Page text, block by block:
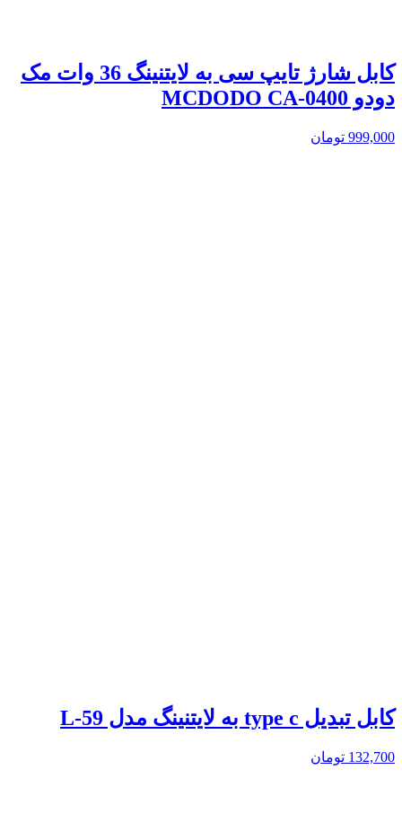
کابل شارژ تایپ سی به لایتنینگ 36 وات مک
دودو MCDODO CA-0400
999,000 تومان
کابل تبدیل type c به لایتنینگ مدل L-59
132,700 تومان